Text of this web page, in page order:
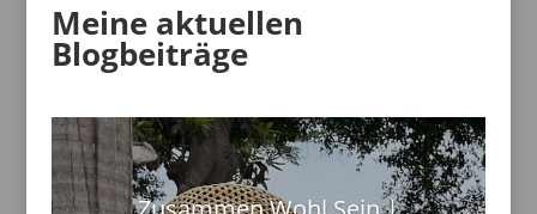
Meine aktuellen
Blogbeiträge